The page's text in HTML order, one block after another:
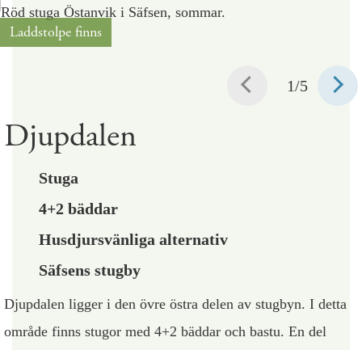
Laddstolpe finns
1/5
Djupdalen
Stuga
4+2 bäddar
Husdjursvänliga alternativ
Säfsens stugby
Djupdalen ligger i den övre östra delen av stugbyn. I detta
område finns stugor med 4+2 bäddar och bastu. En del